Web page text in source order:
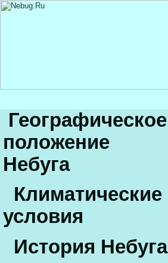
Географическое
положение
Небуга
Климатические
условия
История Небуга